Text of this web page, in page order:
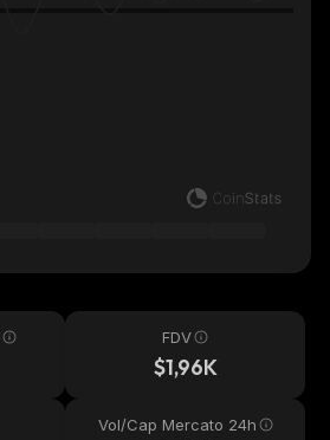
FDV
$1,96K
Vol/Cap Mercato 24h